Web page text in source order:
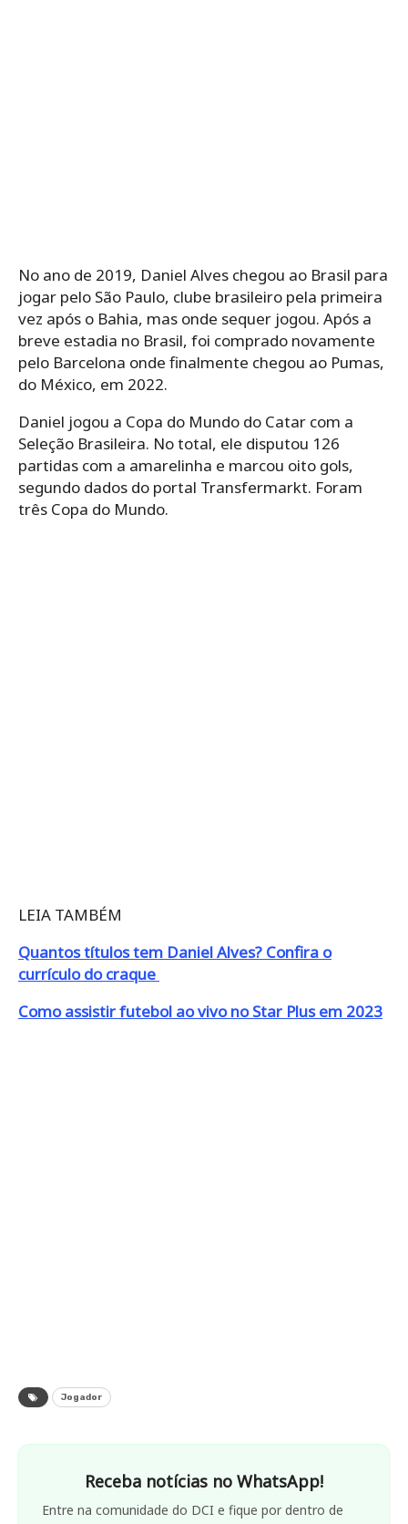
No ano de 2019, Daniel Alves chegou ao Brasil para
jogar pelo São Paulo, clube brasileiro pela primeira
vez após o Bahia, mas onde sequer jogou. Após a
breve estadia no Brasil, foi comprado novamente
pelo Barcelona onde finalmente chegou ao Pumas,
do México, em 2022.
Daniel jogou a Copa do Mundo do Catar com a
Seleção Brasileira. No total, ele disputou 126
partidas com a amarelinha e marcou oito gols,
segundo dados do portal Transfermarkt. Foram
três Copa do Mundo.
LEIA TAMBÉM
Quantos títulos tem Daniel Alves? Confira o
currículo do craque
Como assistir futebol ao vivo no Star Plus em 2023
Jogador
Receba notícias no WhatsApp!
Entre na comunidade do DCI e fique por dentro de